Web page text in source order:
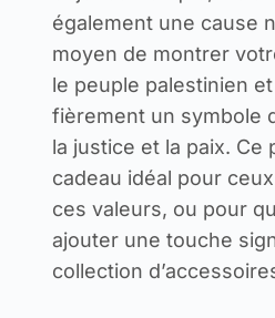
également une cause
moyen de montrer
le peuple palestinien
fièrement un symbole
la justice et la paix. Ce
cadeau idéal pour
ces valeurs, ou pour
ajouter une touche
collection